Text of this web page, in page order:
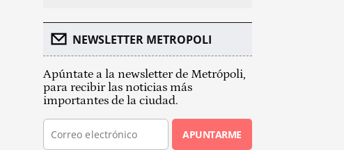
NEWSLETTER METROPOLI
Apúntate a la newsletter de Metrópoli,
para recibir las noticias más
importantes de la ciudad.
APUNTARME